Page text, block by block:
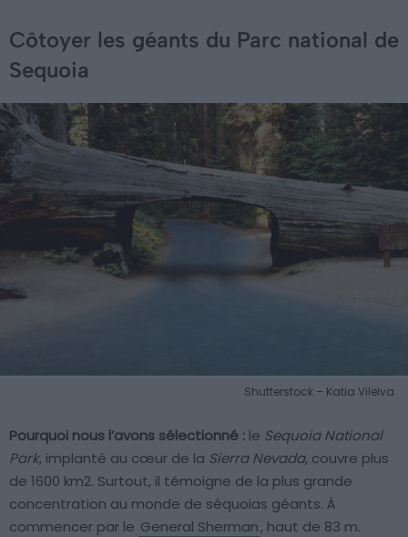
Côtoyer les géants du Parc national de
Sequoia
Shutterstock – Katia Vilelva
Pourquoi nous l’avons sélectionné : le Sequoia National
Park, implanté au cœur de la Sierra Nevada, couvre plus
de 1600 km2. Surtout, il témoigne de la plus grande
concentration au monde de séquoias géants. À
commencer par le General Sherman, haut de 83 m.